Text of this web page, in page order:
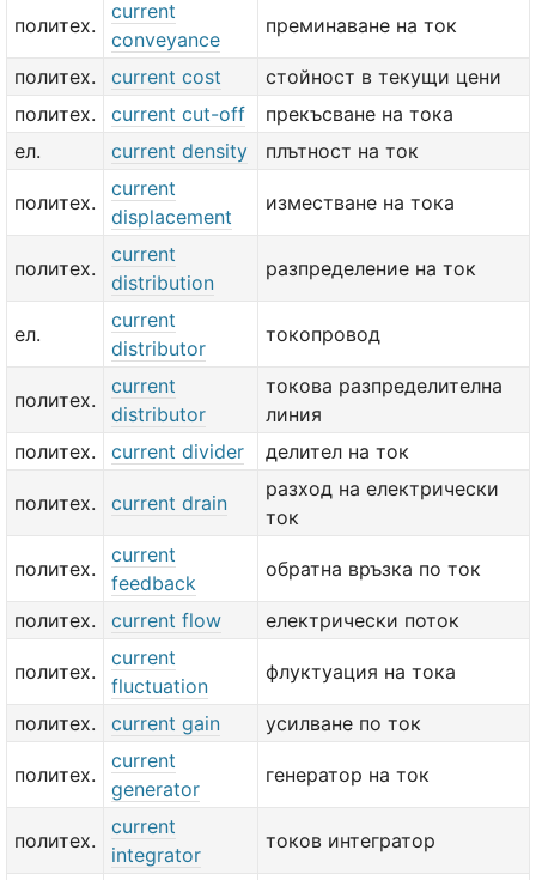
политех.
current
conveyance
преминаване на ток
политех. current cost
стойност в текущи цени
политех.
current cut-off
прекъсване на тока
ел.
current density плътност на ток
политех.
current
displacement
изместване на тока
политех.
current
distribution
разпределение на ток
ел.
current
distributor
токопровод
политех.
current
distributor
токова разпределителна
линия
политех.
current divider делител на ток
политех. current drain
разход на електрически
ток
политех.
current
feedback
обратна връзка по ток
политех. current flow електрически поток
политех.
current
fluctuation
флуктуация на тока
политех. current gain усилване по ток
политех.
current
generator
генератор на ток
политех.
current
integrator
токов интегратор